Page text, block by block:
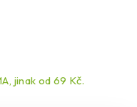
jinak od 69 Kč.